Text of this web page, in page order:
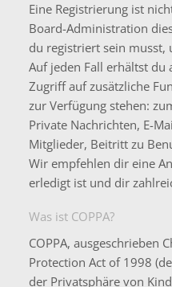
Eine Registrierung ist
Board-Administration
du registriert sein musst,
Auf jeden Fall erhältst du
Zugriff auf zusätzliche
zur Verfügung stehen:
Private Nachrichten, E-
Mitglieder, Beitritt zu
Wir empfehlen dir eine
erledigt ist und dir
Was ist COPPA?
COPPA, ausgeschrieben
Protection Act of 1998
der Privatsphäre von